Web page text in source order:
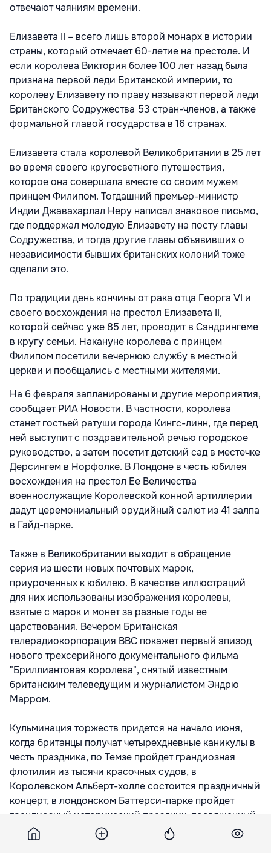
отвечают чаяниям времени.
Елизавета II – всего лишь второй монарх в истории
страны, который отмечает 60-летие на престоле. И
если королева Виктория более 100 лет назад была
признана первой леди Британской империи, то
королеву Елизавету по праву называют первой леди
Британского Содружества 53 стран-членов, а также
формальной главой государства в 16 странах.
Елизавета стала королевой Великобритании в 25 лет
во время своего кругосветного путешествия,
которое она совершала вместе со своим мужем
принцем Филипом. Тогдашний премьер-министр
Индии Джавахарлал Неру написал знаковое письмо,
где поддержал молодую Елизавету на посту главы
Содружества, и тогда другие главы объявивших о
независимости бывших британских колоний тоже
сделали это.
По традиции день кончины от рака отца Георга VI и
своего восхождения на престол Елизавета II,
которой сейчас уже 85 лет, проводит в Сэндрингеме
в кругу семьи. Накануне королева с принцем
Филипом посетили вечернюю службу в местной
церкви и пообщались с местными жителями.
На 6 февраля запланированы и другие мероприятия,
сообщает РИА Новости. В частности, королева
станет гостьей ратуши города Кингс-линн, где перед
ней выступит с поздравительной речью городское
руководство, а затем посетит детский сад в местечке
Дерсингем в Норфолке. В Лондоне в честь юбилея
восхождения на престол Ее Величества
военнослужащие Королевской конной артиллерии
дадут церемониальный орудийный салют из 41 залпа
в Гайд-парке.
Также в Великобритании выходит в обращение
серия из шести новых почтовых марок,
приуроченных к юбилею. В качестве иллюстраций
для них использованы изображения королевы,
взятые с марок и монет за разные годы ее
царствования. Вечером Британская
телерадиокорпорация ВВС покажет первый эпизод
нового трехсерийного документального фильма
"Бриллиантовая королева", снятый известным
британским телеведущим и журналистом Эндрю
Марром.
Кульминация торжеств придется на начало июня,
когда британцы получат четырехдневные каникулы в
честь праздника, по Темзе пройдет грандиозная
флотилия из тысячи красочных судов, в
Королевском Альберт-холле состоится праздничный
концерт, в лондонском Баттерси-парке пройдет
грандиозный исторический праздник, посвященный
всем годам правления Елизаветы II, в
Великобритании и странах Содружества зажгутся